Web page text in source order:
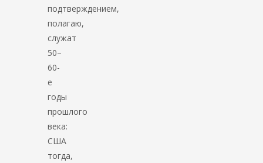
подтверждением,
полагаю,
служат
50–
60-
е
годы
прошлого
века:
США
тогда,